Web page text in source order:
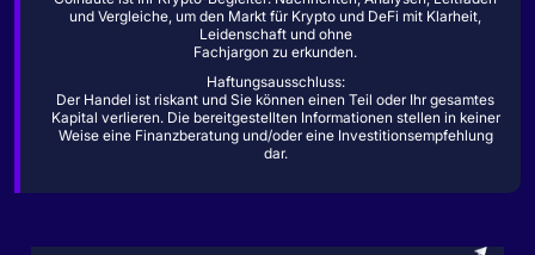
und Vergleiche, um den Markt für Krypto und DeFi mit Klarheit,
Leidenschaft und ohne
Fachjargon zu erkunden.
Haftungsausschluss:
Der Handel ist riskant und Sie können einen Teil oder Ihr gesamtes
Kapital verlieren. Die bereitgestellten Informationen stellen in keiner
Weise eine Finanzberatung und/oder eine Investitionsempfehlung
dar.